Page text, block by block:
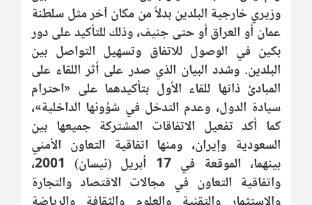
وزيري خارجية البلدين بدلاً من مكان آخر مثل سلطنة
عمان أو العراق أو حتى جنيف، وذلك للتأكيد على دور
بكين في الوصول للاتفاق وتسهيل التواصل بين
البلدين. وشدد البيان الذي صدر على أثر اللقاء على
المبادئ ذاتها للقاء الأول بتأكيدهما على «احترام
سيادة الدول، وعدم التدخل في شؤونها الداخلية»،
كما أكد تفعيل الاتفاقات المشتركة جميعها بين
السعودية وإيران، ومنها اتفاقية التعاون الأمني
بينهما، الموقعة في 17 أبريل (نيسان) 2001،
واتفاقية التعاون في مجالات الاقتصاد والتجارة